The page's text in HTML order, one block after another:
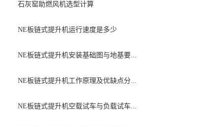
石灰窑助燃风机选型计算
NE板链式提升机运行速度是多少
NE板链式提升机安装基础图与地基要...
NE板链式提升机工作原理及优缺点分...
NE板链式提升机空载试车与负载试车...